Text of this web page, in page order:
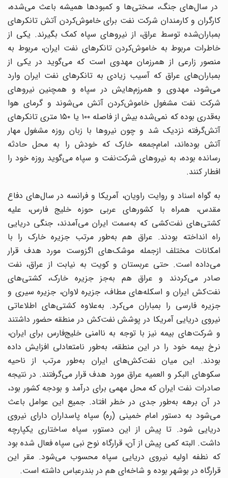
در سال‌های جنگ، سختی‌ها و کمبودها همیشه باعث می‌شده،
کارگران و کارمندان شرکت نفت برای خاموش‌کردن آتش تانکرهای
بمباران‌شده توسط عراق، از نیروهای سپاه کمک بگیرند. یکی از
خاطرات مربوط به خاموش‌کردن تانکرهای نفت ایران، مربوط به
منصور زارعی از همرزمان مهدوی است که می‌گوید در یکی از
بمباران‌های عراق که آسیب زیادی به تانکرهای نفت ایران وارد
می‌شود، مهدوی و همرزم‌هایش در سپاه و همچنین نیروهای
شرکت نفت مشغول خاموش‌کردن آتش می‌شوند و گرمای هوا
به‌قدری بوده که نمی‌شده بیش از فاصله ۱۰۰ یا ۱۵۰ متری تانکرهای
آتش‌گرفته نزدیک شد و چون نیروها با زبان روزه مشغول مهار
آتش بوده‌اند، امام‌جمعه خارک که خودش را به محل حادثه
رسانده بوده، به نیروهای شرکت‌نفت و سپاه می‌گوید روزه خود را
افطار کنند.
به گواه اسناد و روایت راویان، آمریکا و فرانسه در سال‌های دفاع
مقدس، همراه با کشورهای عربی حوزه خلیج فارس، علیه
کشتی‌های نفت‌کشی که به‌سمت ایران می‌آمدند، جنگی دریایی
راه انداخته بودند. عراق هم به‌طور مرتب جزیره خارک را با
امکانات مختلف ازجمله موشک‌های اگزوست مورد هدف قرار
می‌داده است. حتی عربستان و کویت به نیابت از عراق، نفت
صادر می‌کردند و عراق هم به‌جز جزیره خارک، کشتی‌های
نفت‌کش ایران و اسکله‌های مطاف، جزیره لاوان، جزیره سیری و
جزیره فارسی را بمباران می‌کرد. به‌علاوه کشتی‌های اطلاعاتی
نیروی دریایی آمریکا در پوشش نفت‌کش در منطقه حضور داشتند
و شرکت‌های بیمه نیز با توجه به ناامنی خلیج‌فارس برای ایران،
نرخ بیمه خود را در این منطقه، به‌طور نامتعادلی افزایش داده
بودند. این میان نفت‌کش‌های ایران به‌طور مرتب از ناحیه
سکوهای البکر و العمیه عراق مورد هدف قرار می‌گرفتند. در نتیجه
صادرات نفت ایران که محل مهمی برای درآمد و بودجه کشور بود،
در آن برهه به‌طور جدی در خطر افتاد. جمیع این عوامل باعث
می‌شود به دستور امام خمینی (ره) سپاه پاسداران دارای نیروی
دریایی شود. تا پیش از این دستور، سپاه ساختاری یکپارچه
داشت. البته کمی پیش از آن، قرارگاه نوح نبی سپاه فعال شده بود
که نطفه اولیه نیروی دریایی سپاه محسوب می‌شود. مقر این
قرارگاه در بوشهر بوده و شاخه‌ای هم در بندرعباس داشته است.